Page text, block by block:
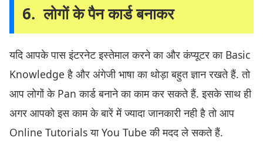
6. लोगों के पैन कार्ड बनाकर
यदि आपके पास इंटरनेट इस्तेमाल करने का और कंप्यूटर का Basic
Knowledge है और अंगेजी भाषा का थोड़ा बहुत ज्ञान रखते हैं. तो
आप लोगों के Pan कार्ड बनाने का काम कर सकते हैं. इसके साथ ही
अगर आपको इस काम के बारें में ज्यादा जानकारी नही है तो आप
Online Tutorials या You Tube की मदद ले सकते हैं.